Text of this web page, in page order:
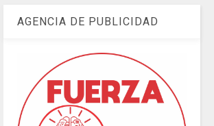
AGENCIA DE PUBLICIDAD